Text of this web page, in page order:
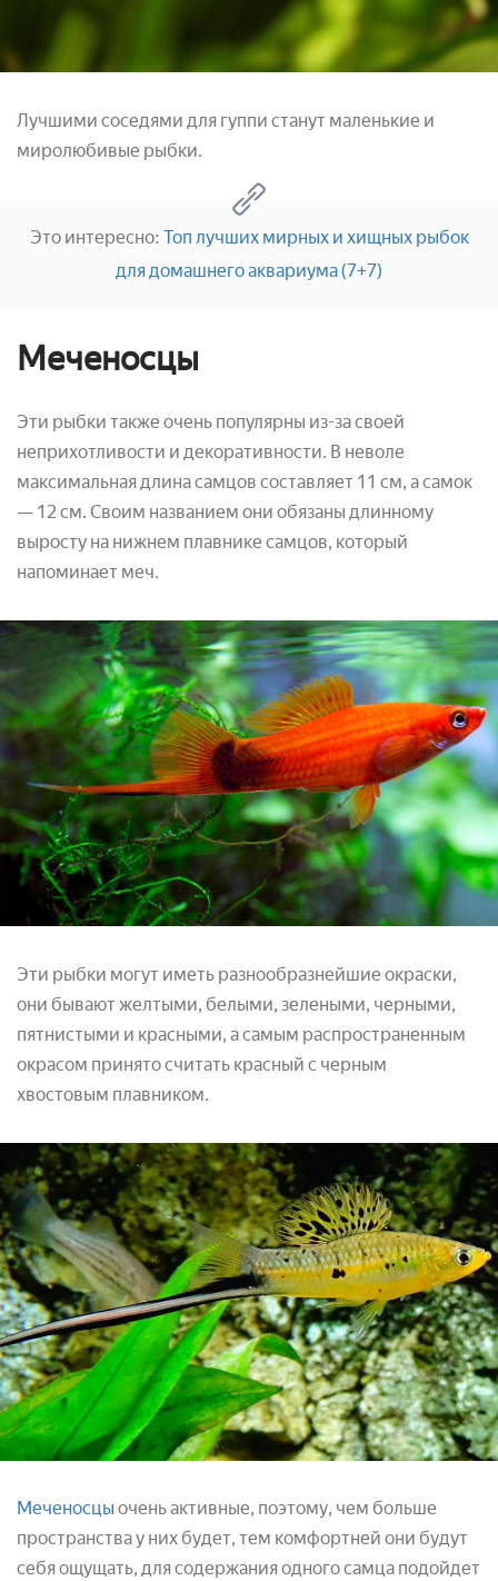
Лучшими соседями для гуппи станут маленькие и
миролюбивые рыбки.
Это интересно: Топ лучших мирных и хищных рыбок
для домашнего аквариума (7+7)
Меченосцы
Эти рыбки также очень популярны из-за своей
неприхотливости и декоративности. В неволе
максимальная длина самцов составляет 11 см, а самок
— 12 см. Своим названием они обязаны длинному
выросту на нижнем плавнике самцов, который
напоминает меч.
Эти рыбки могут иметь разнообразнейшие окраски,
они бывают желтыми, белыми, зелеными, черными,
пятнистыми и красными, а самым распространенным
окрасом принято считать красный с черным
хвостовым плавником.
Меченосцы очень активные, поэтому, чем больше
пространства у них будет, тем комфортней они будут
себя ощущать, для содержания одного самца подойдет